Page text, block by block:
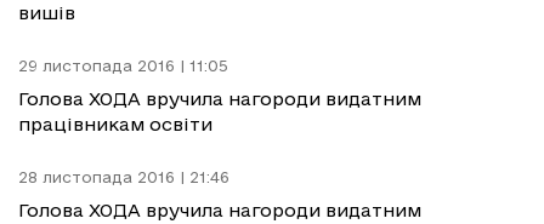
вишів
29 листопада 2016 | 11:05
Голова ХОДА вручила нагороди видатним
працівникам освіти
28 листопада 2016 | 21:46
Голова ХОДА вручила нагороди видатним